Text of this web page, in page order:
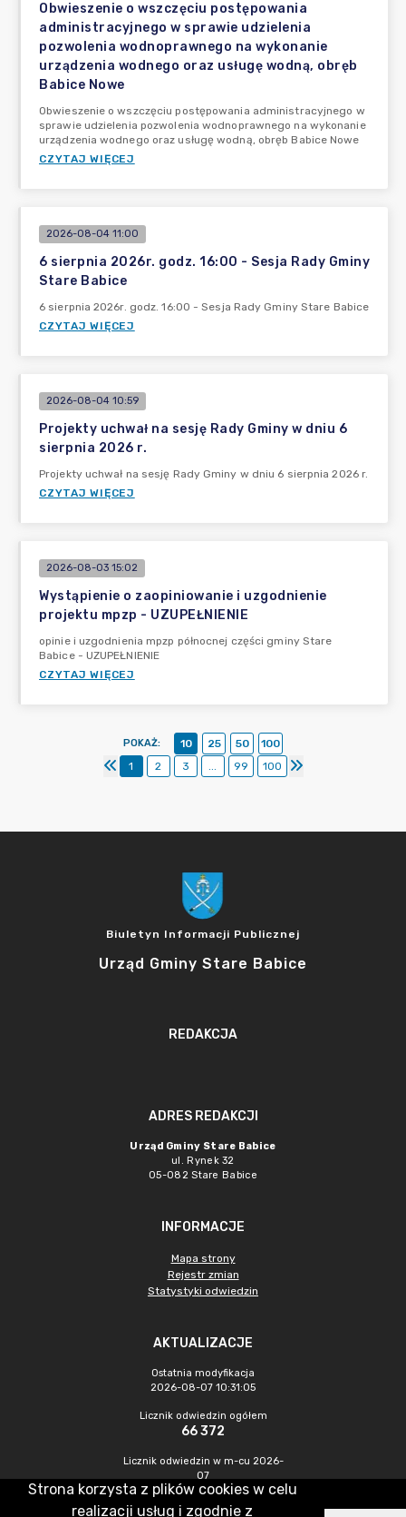
Obwieszenie o wszczęciu postępowania
administracyjnego w sprawie udzielenia
pozwolenia wodnoprawnego na wykonanie
urządzenia wodnego oraz usługę wodną, obręb
Babice Nowe
Obwieszenie o wszczęciu postępowania administracyjnego w
sprawie udzielenia pozwolenia wodnoprawnego na wykonanie
urządzenia wodnego oraz usługę wodną, obręb Babice Nowe
CZYTAJ WIĘCEJ
2026-08-04 11:00
6 sierpnia 2026r. godz. 16:00 - Sesja Rady Gminy
Stare Babice
6 sierpnia 2026r. godz. 16:00 - Sesja Rady Gminy Stare Babice
CZYTAJ WIĘCEJ
2026-08-04 10:59
Projekty uchwał na sesję Rady Gminy w dniu 6
sierpnia 2026 r.
Projekty uchwał na sesję Rady Gminy w dniu 6 sierpnia 2026 r.
CZYTAJ WIĘCEJ
2026-08-03 15:02
Wystąpienie o zaopiniowanie i uzgodnienie
projektu mpzp - UZUPEŁNIENIE
opinie i uzgodnienia mpzp północnej części gminy Stare
Babice - UZUPEŁNIENIE
CZYTAJ WIĘCEJ
POKAŻ: 10 25 50
100
1
2 3 ... 99 100
Biuletyn Informacji Publicznej
Urząd Gminy Stare Babice
REDAKCJA
ADRES REDAKCJI
Urząd Gminy Stare Babice
ul. Rynek 32
05-082 Stare Babice
INFORMACJE
Mapa strony
Rejestr zmian
Statystyki odwiedzin
AKTUALIZACJE
Ostatnia modyfikacja
2026-08-07 10:31:05
Licznik odwiedzin ogółem
66 372
Licznik odwiedzin w m-cu 2026-
07
1 732
Strona korzysta z plików cookies w celu
realizacji usług i zgodnie z